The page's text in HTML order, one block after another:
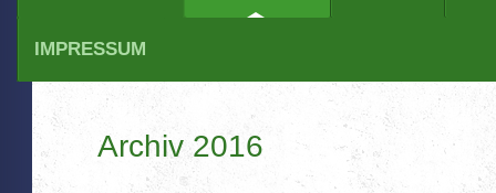
IMPRESSUM
Archiv 2016